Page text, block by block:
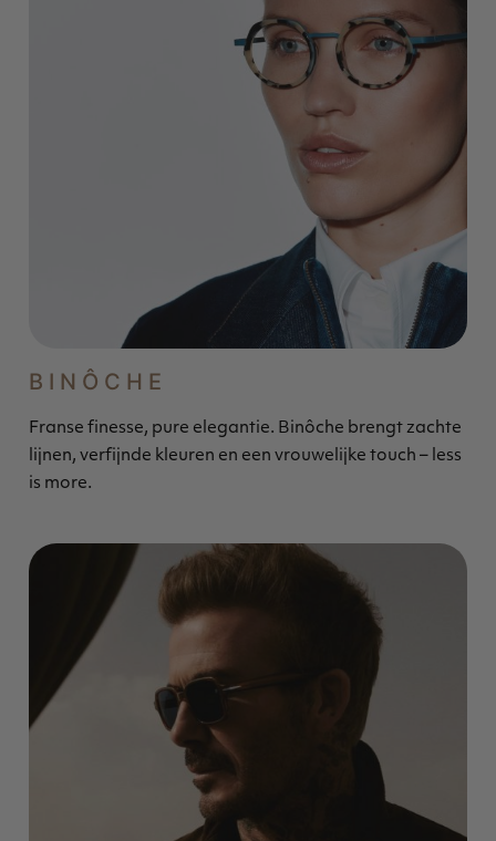
BINÔCHE
Franse finesse, pure elegantie. Binôche brengt zachte
lijnen, verfijnde kleuren en een vrouwelijke touch – less
is more.